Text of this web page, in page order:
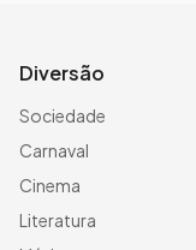
Diversão
Sociedade
Carnaval
Cinema
Literatura